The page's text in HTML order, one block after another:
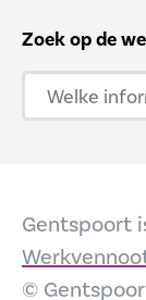
Zoek op de
Gentspoort
©